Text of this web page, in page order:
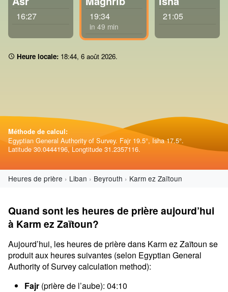
16:27 19:34
in 49 min
21:05
Heure locale: 18 44, 6 août 2026.
Méthode de calcul:
Egyptian General Authority of Survey. Fajr 19.5°, Isha 17.5°.
Latitude 30.0444196, Longtitude 31.2357116.
Heures de prière Liban Beyrouth Karm ez Zaïtoun
Quand sont les heures de prière aujourd’hui
à Karm ez Zaïtoun?
Aujourd’hui, les heures de prière dans Karm ez Zaïtoun se
produit aux heures suivantes (selon Egyptian General
Authority of Survey calculation method):
Fajr (prière de l’aube): 04:10